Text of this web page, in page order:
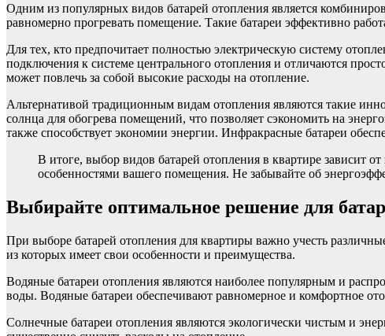
Одним из популярных видов батарей отопления является
равномерно прогревать помещение. Такие батареи эффективно
Для тех, кто предпочитает полностью электрическую систему
подключения к системе центрального отопления и отличаются
может повлечь за собой высокие расходы на отопление.
Альтернативой традиционным видам отопления являются такие
солнца для обогрева помещений, что позволяет сэкономить на
также способствует экономии энергии. Инфракрасные батареи
В итоге, выбор видов батарей отопления в квартире зависит
особенностями вашего помещения. Не забывайте об
Выбирайте оптимальное решение для
При выборе батарей отопления для квартиры важно учесть
из которых имеет свои особенности и преимущества.
Водяные батареи отопления являются наиболее популярным и
воды. Водяные батареи обеспечивают равномерное и комфортное
Солнечные батареи отопления являются экологически чистым и